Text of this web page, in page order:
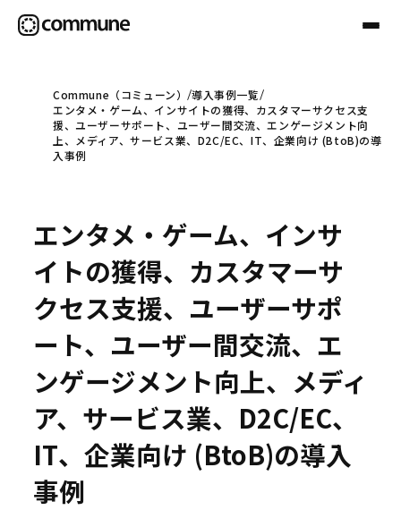
Communeについて
事例
セミナー
お役立ち情報
Commune（コミューン）
導入事例一覧
エンタメ・ゲーム、インサイトの獲得、カスタマーサクセス支
援、ユーザーサポート、ユーザー間交流、エンゲージメント向
上、メディア、サービス業、D2C/EC、IT、企業向け (BtoB)の導
入事例
エンタメ・ゲーム、インサ
イトの獲得、カスタマーサ
クセス支援、ユーザーサポ
ート、ユーザー間交流、エ
ンゲージメント向上、メディ
ア、サービス業、D2C/EC、
IT、企業向け (BtoB)の導入
事例